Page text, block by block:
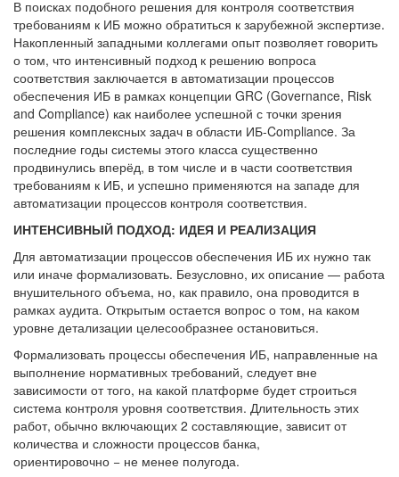
В поисках подобного решения для контроля соответствия
требованиям к ИБ можно обратиться к зарубежной экспертизе.
Накопленный западными коллегами опыт позволяет говорить
о том, что интенсивный подход к решению вопроса
соответствия заключается в автоматизации процессов
обеспечения ИБ в рамках концепции GRC (Governance, Risk
and Compliance) как наиболее успешной с точки зрения
решения комплексных задач в области ИБ-Compliance. За
последние годы системы этого класса существенно
продвинулись вперёд, в том числе и в части соответствия
требованиям к ИБ, и успешно применяются на западе для
автоматизации процессов контроля соответствия.
ИНТЕНСИВНЫЙ ПОДХОД: ИДЕЯ И РЕАЛИЗАЦИЯ
Для автоматизации процессов обеспечения ИБ их нужно так
или иначе формализовать. Безусловно, их описание — работа
внушительного объема, но, как правило, она проводится в
рамках аудита. Открытым остается вопрос о том, на каком
уровне детализации целесообразнее остановиться.
Формализовать процессы обеспечения ИБ, направленные на
выполнение нормативных требований, следует вне
зависимости от того, на какой платформе будет строиться
система контроля уровня соответствия. Длительность этих
работ, обычно включающих 2 составляющие, зависит от
количества и сложности процессов банка,
ориентировочно − не менее полугода.